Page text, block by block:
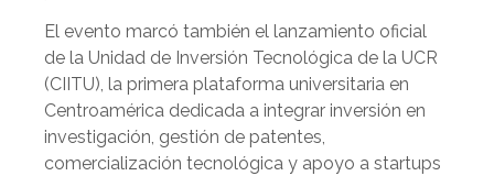
El evento marcó también el lanzamiento oficial
de la Unidad de Inversión Tecnológica de la UCR
(CIITU), la primera plataforma universitaria en
Centroamérica dedicada a integrar inversión en
investigación, gestión de patentes,
comercialización tecnológica y apoyo a startups